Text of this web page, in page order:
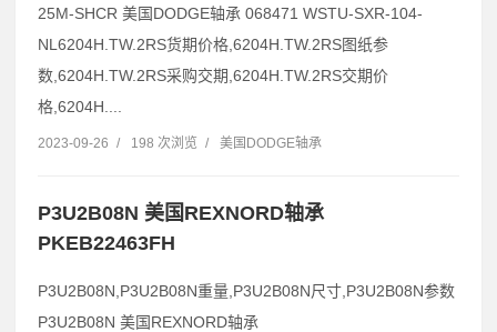
25M-SHCR 美国DODGE轴承 068471 WSTU-SXR-104-
NL6204H.TW.2RS货期价格,6204H.TW.2RS图纸参
数,6204H.TW.2RS采购交期,6204H.TW.2RS交期价
格,6204H....
2023-09-26 / 198 次浏览 / 美国DODGE轴承
P3U2B08N 美国REXNORD轴承
PKEB22463FH
P3U2B08N,P3U2B08N重量,P3U2B08N尺寸,P3U2B08N参数
P3U2B08N 美国REXNORD轴承